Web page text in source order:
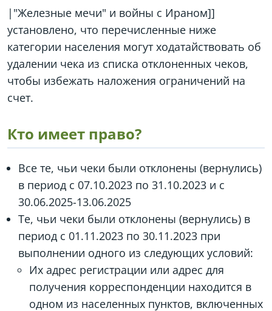
|"Железные мечи" и войны с Ираном]]
установлено, что перечисленные ниже
категории населения могут ходатайствовать об
удалении чека из списка отклоненных чеков,
чтобы избежать наложения ограничений на
счет.
Кто имеет право?
Все те, чьи чеки были отклонены (вернулись)
в период с 07.10.2023 по 31.10.2023 и с
30.06.2025-13.06.2025
Те, чьи чеки были отклонены (вернулись) в
период с 01.11.2023 по 30.11.2023 при
выполнении одного из следующих условий:
Их адрес регистрации или адрес для
получения корреспонденции находится в
одном из населенных пунктов, включенных